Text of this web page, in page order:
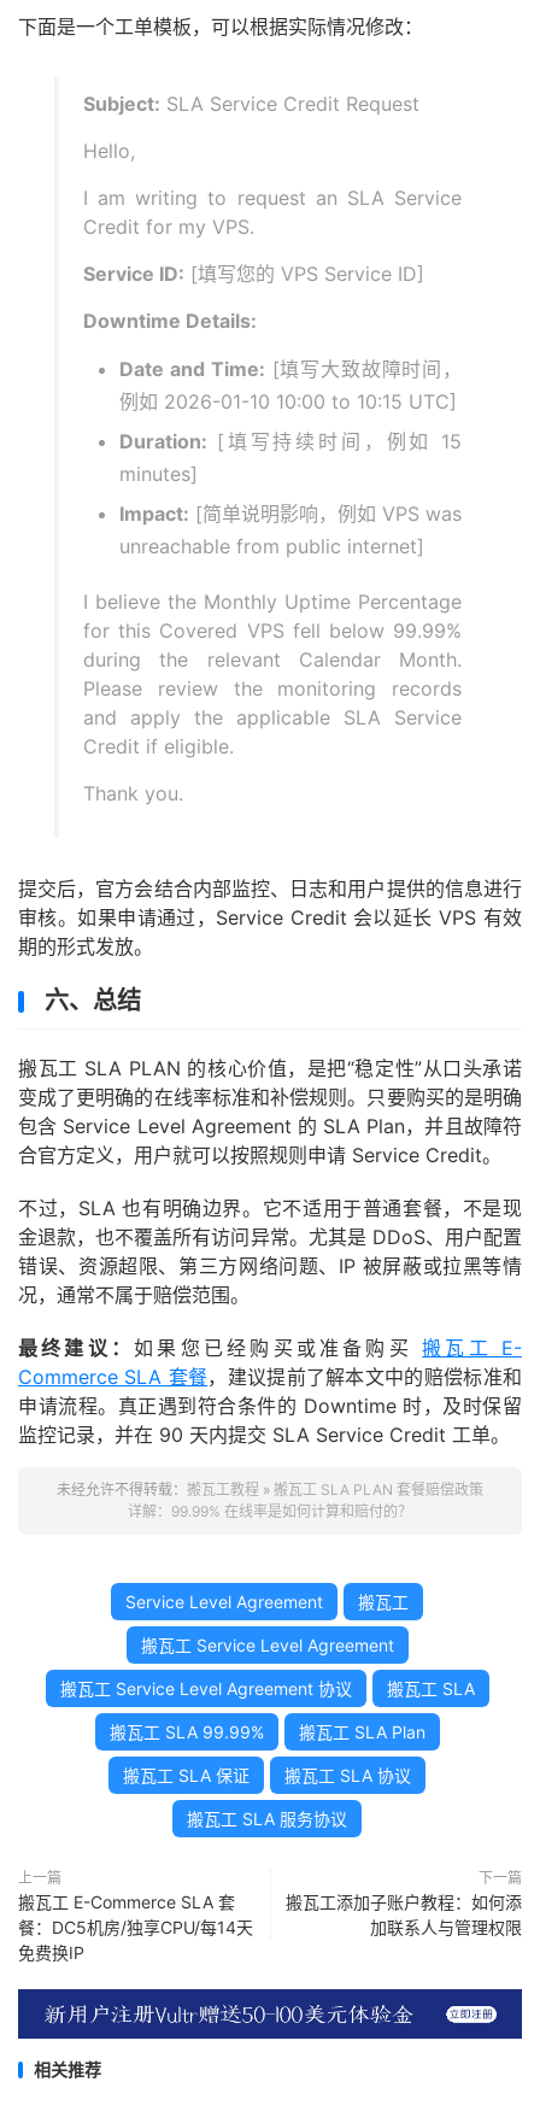
下面是一个工单模板，可以根据实际情况修改：
Subject: SLA Service Credit Request
Hello,
I am writing to request an SLA Service
Credit for my VPS.
Service ID: [填写您的 VPS Service ID]
Downtime Details:
Date and Time: [填写大致故障时间，
例如 2026-01-10 10:00 to 10:15 UTC]
Duration: [填写持续时间，例如 15
minutes]
Impact: [简单说明影响，例如 VPS was
unreachable from public internet]
I believe the Monthly Uptime Percentage
for this Covered VPS fell below 99.99%
during the relevant Calendar Month.
Please review the monitoring records
and apply the applicable SLA Service
Credit if eligible.
Thank you.
提交后，官方会结合内部监控、日志和用户提供的信息进行
审核。如果申请通过，Service Credit 会以延长 VPS 有效
期的形式发放。
六、总结
搬瓦工 SLA PLAN 的核心价值，是把“稳定性”从口头承诺
变成了更明确的在线率标准和补偿规则。只要购买的是明确
包含 Service Level Agreement 的 SLA Plan，并且故障符
合官方定义，用户就可以按照规则申请 Service Credit。
不过，SLA 也有明确边界。它不适用于普通套餐，不是现
金退款，也不覆盖所有访问异常。尤其是 DDoS、用户配置
错误、资源超限、第三方网络问题、IP 被屏蔽或拉黑等情
况，通常不属于赔偿范围。
最终建议：如果您已经购买或准备购买搬瓦工 E-
Commerce SLA 套餐，建议提前了解本文中的赔偿标准和
申请流程。真正遇到符合条件的 Downtime 时，及时保留
监控记录，并在 90 天内提交 SLA Service Credit 工单。
未经允许不得转载： 搬瓦工教程 » 搬瓦工 SLA PLAN 套餐赔偿政策
详解：99.99% 在线率是如何计算和赔付的？
Service Level Agreement 搬瓦工
搬瓦工 Service Level Agreement
搬瓦工 Service Level Agreement 协议 搬瓦工 SLA
搬瓦工 SLA 99.99% 搬瓦工 SLA Plan
搬瓦工 SLA 保证 搬瓦工 SLA 协议
搬瓦工 SLA 服务协议
上一篇
搬瓦工 E-Commerce SLA 套
餐：DC5机房/独享CPU/每14天
免费换IP
下一篇
搬瓦工添加子账户教程：如何添
加联系人与管理权限
相关推荐